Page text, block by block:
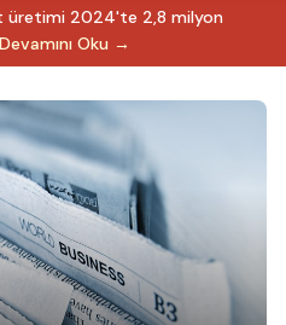
üretimi 2024'te 2,8 milyon
Devamını Oku →